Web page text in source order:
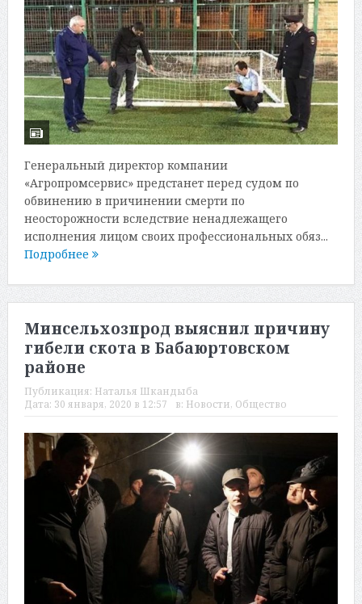
Генеральный директор компании
«Агропромсервис» предстанет перед судом по
обвинению в причинении смерти по
неосторожности вследствие ненадлежащего
исполнения лицом своих профессиональных обяз...
Подробнее
Минсельхозпрод выяснил причину
гибели скота в Бабаюртовском
районе
Публикация: Наталья Шкандыба
Дата: 30 января, 2020 в 12:57 в: Новости, Общество